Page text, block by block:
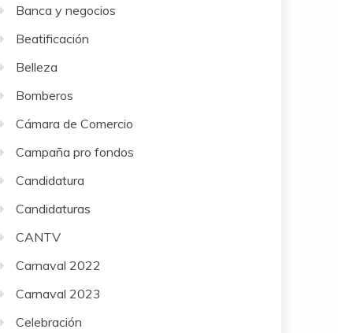
Banca y negocios
Beatificación
Belleza
Bomberos
Cámara de Comercio
Campaña pro fondos
Candidatura
Candidaturas
CANTV
Carnaval 2022
Carnaval 2023
Celebración